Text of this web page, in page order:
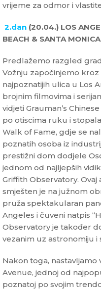
vrijeme za odmor i
2.dan (20.04.) LOS
BEACH & SANTA MONICA
Predlažemo razgled
Vožnju započinjemo
najpoznatijih ulica u Los
brojnim filmovima i
vidjeti Grauman’s
po otiscima ruku i
Walk of Fame, gdje se
poznatih osoba iz
prestižni dom dodjele
jednom od najljepših
Griffith Observatory.
smješten je na južnom
pruža spektakularan
Angeles i čuveni natpis
Observatory je također
vezanim uz astronomiju i
Nakon toga,
Avenue, jednoj od
poznatoj po svojim